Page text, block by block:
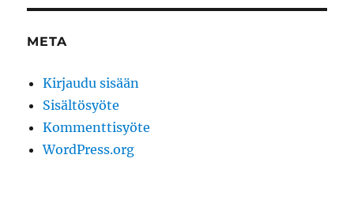
META
Kirjaudu sisään
Sisältösyöte
Kommenttisyöte
WordPress.org